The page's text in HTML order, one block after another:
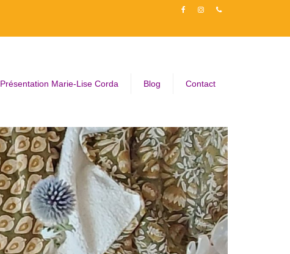
Présentation Marie-Lise Corda Blog Contact